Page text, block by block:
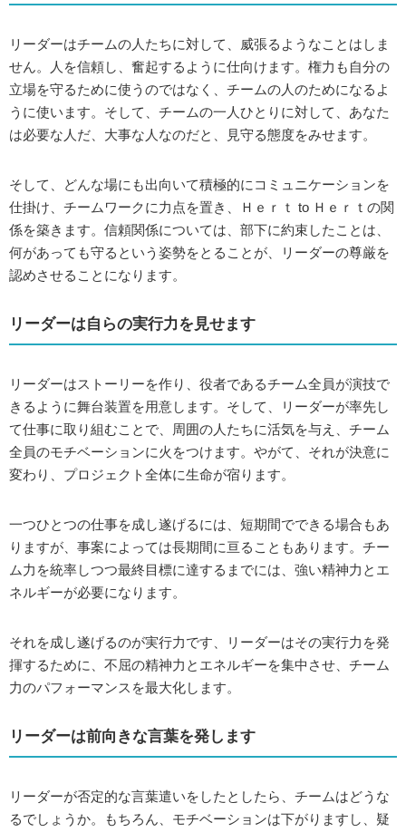
リーダーはチームの人たちに対して、威張るようなことはしま
せん。人を信頼し、奮起するように仕向けます。権力も自分の
立場を守るために使うのではなく、チームの人のためになるよ
うに使います。そして、チームの一人ひとりに対して、あなた
は必要な人だ、大事な人なのだと、見守る態度をみせます。
そして、どんな場にも出向いて積極的にコミュニケーションを
仕掛け、チームワークに力点を置き、Ｈｅｒｔ to Ｈｅｒｔの関
係を築きます。信頼関係については、部下に約束したことは、
何があっても守るという姿勢をとることが、リーダーの尊厳を
認めさせることになります。
リーダーは自らの実行力を見せます
リーダーはストーリーを作り、役者であるチーム全員が演技で
きるように舞台装置を用意します。そして、リーダーが率先し
て仕事に取り組むことで、周囲の人たちに活気を与え、チーム
全員のモチベーションに火をつけます。やがて、それが決意に
変わり、プロジェクト全体に生命が宿ります。
一つひとつの仕事を成し遂げるには、短期間でできる場合もあ
りますが、事案によっては長期間に亘ることもあります。チー
ム力を統率しつつ最終目標に達するまでには、強い精神力とエ
ネルギーが必要になります。
それを成し遂げるのが実行力です、リーダーはその実行力を発
揮するために、不屈の精神力とエネルギーを集中させ、チーム
力のパフォーマンスを最大化します。
リーダーは前向きな言葉を発します
リーダーが否定的な言葉遣いをしたとしたら、チームはどうな
るでしょうか。もちろん、モチベーションは下がりますし、疑